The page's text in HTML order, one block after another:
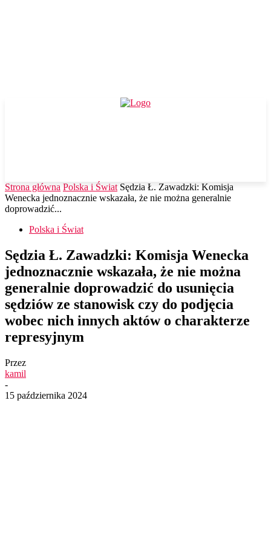
Strona główna Polska i Świat Sędzia Ł. Zawadzki: Komisja
Wenecka jednoznacznie wskazała, że nie można generalnie
doprowadzić...
Polska i Świat
Sędzia Ł. Zawadzki: Komisja Wenecka
jednoznacznie wskazała, że nie można
generalnie doprowadzić do usunięcia
sędziów ze stanowisk czy do podjęcia
wobec nich innych aktów o charakterze
represyjnym
Przez
kamil
-
15 października 2024